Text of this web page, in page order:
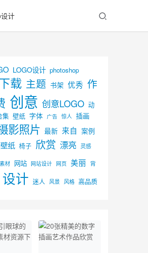
计
LOGO设计 photoshop
载 主题 书架 优秀 作
创意 创意LOGO 动
集 壁纸 字体 广告 惊人 插画
影照片 最新 来自 案例
纸 椅子 欣赏 漂亮 灵感
素材 网站 网站设计 网页 美丽 背
设计 迷人 风景 风格 高品质